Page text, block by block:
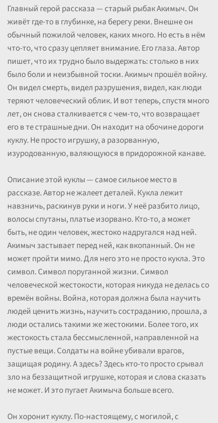
Главный герой рассказа — старый рыбак Акимыч. Он
живёт где-то в глубинке, на берегу реки. Внешне он
обычный пожилой человек, каких много. Но есть в нём
что-то, что сразу цепляет внимание. Его глаза. Автор
пишет, что их трудно было выдержать: столько в них
было боли и неизбывной тоски. Акимыч прошёл войну.
Он видел смерть, видел разрушения, видел, как люди
теряют человеческий облик. И вот теперь, спустя много
лет, он снова сталкивается с чем-то, что возвращает
его в те страшные дни. Он находит на обочине дороги
куклу. Не просто игрушку, а разорванную,
изуродованную, валяющуюся в придорожной канаве.
Описание этой куклы — самое сильное место в
рассказе. Автор не жалеет деталей. Кукла лежит
навзничь, раскинув руки и ноги. У неё разбито лицо,
волосы спутаны, платье изорвано. Кто-то, а может
быть, не один человек, жестоко надругался над ней.
Акимыч застывает перед ней, как вкопанный. Он не
может пройти мимо. Для него это не просто кукла. Это
символ. Символ поруганной жизни. Символ
человеческой жестокости, которая никуда не делась со
времён войны. Война, которая должна была научить
людей ценить жизнь, научить состраданию, прошла, а
люди остались такими же жестокими. Более того, их
жестокость стала бессмысленной, направленной на
пустые вещи. Солдаты на войне убивали врагов,
защищая родину. А здесь? Здесь кто-то просто срывал
зло на беззащитной игрушке, которая и слова сказать
не может. И это пугает Акимыча больше всего.
Он хоронит куклу. По-настоящему, с могилой, с